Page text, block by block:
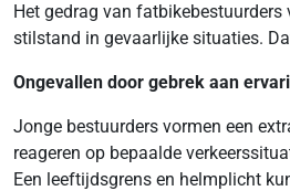
Het gedrag van
stilstand in gevaarlijke situaties.
Ongevallen door gebrek aan
Jonge bestuurders vormen een
reageren op bepaalde
Een leeftijdsgrens en helmplicht